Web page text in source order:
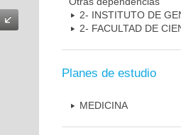
2- INSTITUTO DE
2- FACULTAD DE
Planes de estudio
MEDICINA